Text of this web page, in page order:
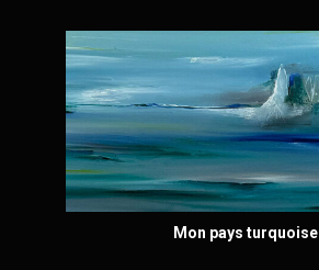
Mon pays turquoise